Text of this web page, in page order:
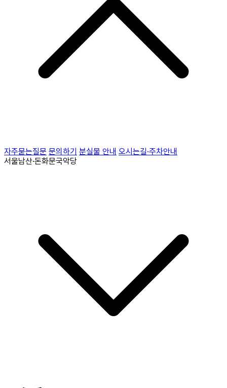
자주묻는질문 문의하기 분실물 안내 오시는길·주차안내
서울남산·돈화문국악당